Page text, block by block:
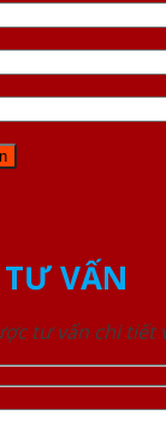
VẤN
tư vấn chi tiết